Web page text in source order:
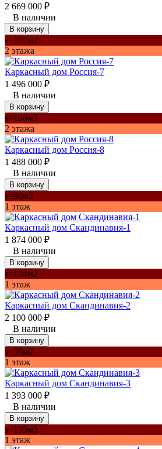
2 669 000 ₽
В наличии
В корзину
s=102м2
2 этажа
Каркасный дом Россия-7
1 496 000 ₽
В наличии
В корзину
s=100м2
2 этажа
Каркасный дом Россия-8
1 488 000 ₽
В наличии
В корзину
s=90м2
1 этаж
Каркасный дом Скандинавия-1
1 874 000 ₽
В наличии
В корзину
s=104м2
1 этаж
Каркасный дом Скандинавия-2
2 100 000 ₽
В наличии
В корзину
s=59м2
1 этаж
Каркасный дом Скандинавия-3
1 393 000 ₽
В наличии
В корзину
s=135м2
1 этаж